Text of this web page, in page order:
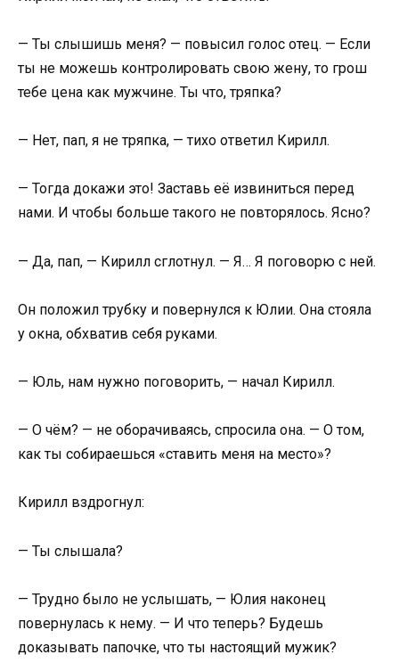
— Ты слышишь меня? — повысил голос отец. — Если
ты не можешь контролировать свою жену, то грош
тебе цена как мужчине. Ты что, тряпка?
— Нет, пап, я не тряпка, — тихо ответил Кирилл.
— Тогда докажи это! Заставь её извиниться перед
нами. И чтобы больше такого не повторялось. Ясно?
— Да, пап, — Кирилл сглотнул. — Я… Я поговорю с ней.
Он положил трубку и повернулся к Юлии. Она стояла
у окна, обхватив себя руками.
— Юль, нам нужно поговорить, — начал Кирилл.
— О чём? — не оборачиваясь, спросила она. — О том,
как ты собираешься «ставить меня на место»?
Кирилл вздрогнул:
— Ты слышала?
— Трудно было не услышать, — Юлия наконец
повернулась к нему. — И что теперь? Будешь
доказывать папочке, что ты настоящий мужик?